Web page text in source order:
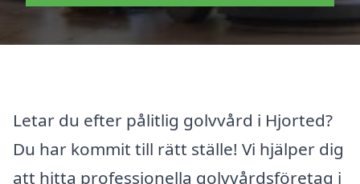
Letar du efter pålitlig golvvård i Hjorted?
Du har kommit till rätt ställe! Vi hjälper dig
att hitta professionella golvvårdsföretag i